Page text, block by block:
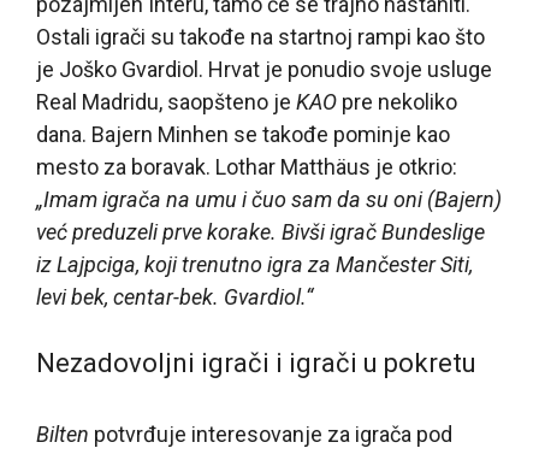
Ostali igrači su takođe na startnoj rampi kao što
je Joško Gvardiol. Hrvat je ponudio svoje usluge
Real Madridu, saopšteno je KAO pre nekoliko
dana. Bajern Minhen se takođe pominje kao
mesto za boravak. Lothar Matthäus je otkrio:
„Imam igrača na umu i čuo sam da su oni (Bajern)
već preduzeli prve korake. Bivši igrač Bundeslige
iz Lajpciga, koji trenutno igra za Mančester Siti,
levi bek, centar-bek. Gvardiol.“
Nezadovoljni igrači i igrači u pokretu
Bilten potvrđuje interesovanje za igrača pod